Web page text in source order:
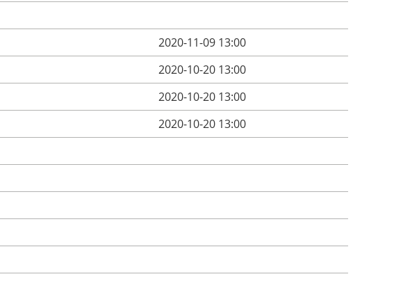
2020-11-09 13:00
2020-10-20 13:00
2020-10-20 13:00
2020-10-20 13:00